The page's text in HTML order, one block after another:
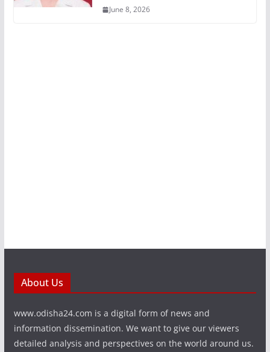
June 8, 2026
About Us
www.odisha24.com is a digital form of news and
information dissemination. We want to give our viewers
detailed analysis and perspectives on the world around us.